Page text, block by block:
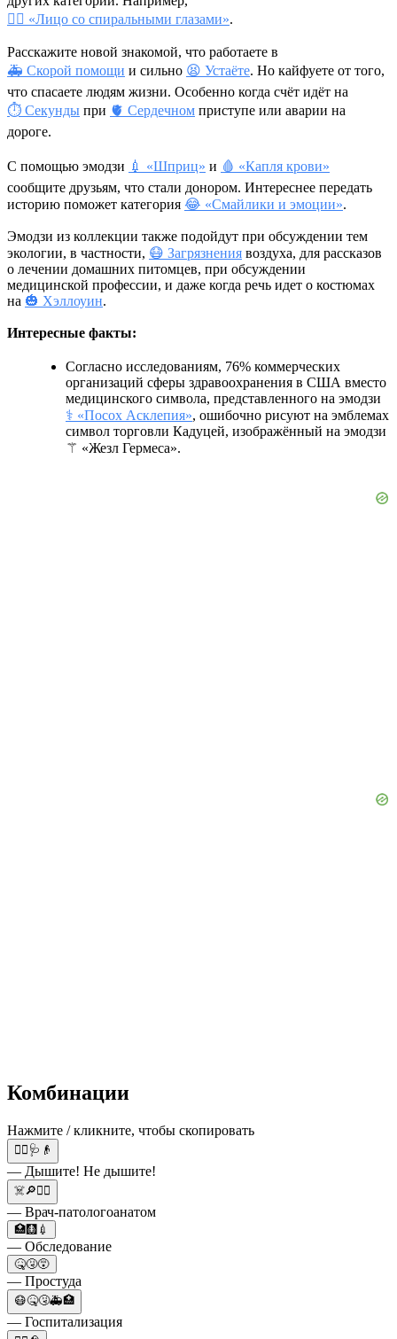
😵‍💫 «Лицо со спиральными глазами».
Расскажите новой знакомой, что работаете в
🚑 Скорой помощи и сильно 😫 Устаёте. Но кайфуете от того,
что спасаете людям жизни. Особенно когда счёт идёт на
⏱ Секунды при 🫀 Сердечном приступе или аварии на
дороге.
С помощью эмодзи 💉 «Шприц» и 🩸 «Капля крови»
сообщите друзьям, что стали донором. Интереснее передать
историю поможет категория 😂 «Смайлики и эмоции».
Эмодзи из коллекции также подойдут при обсуждении тем
экологии, в частности, 😷 Загрязнения воздуха, для рассказов
о лечении домашних питомцев, при обсуждении
медицинской профессии, и даже когда речь идет о костюмах
на 🎃 Хэллоуин.
Интересные факты:
Согласно исследованиям, 76% коммерческих
организаций сферы здравоохранения в США вместо
медицинского символа, представленного на эмодзи
⚕️ «Посох Асклепия», ошибочно рисуют на эмблемах
символ торговли Кадуцей, изображённый на эмодзи
⚚ «Жезл Гермеса».
Комбинации
Нажмите / кликните, чтобы скопировать
👨‍⚕️🩺👴
— Дышите! Не дышите!
☠️🔎👨‍⚕️
— Врач-патологоанатом
🏥🩻💉
— Обследование
🤒🤧😵
— Простуда
😷🤒🤧🚑🏥
— Госпитализация